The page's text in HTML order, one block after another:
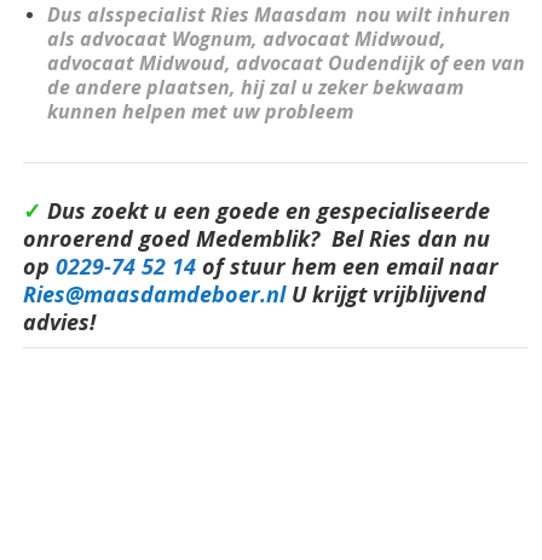
Dus alsspecialist Ries Maasdam nou wilt inhuren
als advocaat Wognum, advocaat Midwoud,
advocaat Midwoud, advocaat Oudendijk of een van
de andere plaatsen, hij zal u zeker bekwaam
kunnen helpen met uw probleem
✓ Dus zoekt u een goede en gespecialiseerde
onroerend goed Medemblik? Bel Ries dan nu
op 0229-74 52 14 of stuur hem een email naar
Ries@maasdamdeboer.nl U krijgt vrijblijvend
advies!